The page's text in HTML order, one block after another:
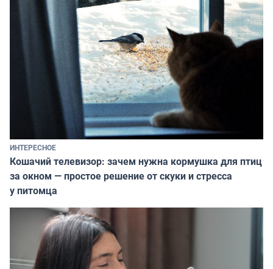
ИНТЕРЕСНОЕ
Кошачий телевизор: зачем нужна кормушка для птиц
за окном — простое решение от скуки и стресса
у питомца